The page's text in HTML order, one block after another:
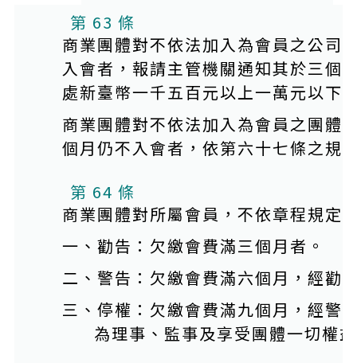
第 63 條
商業團體對不依法加入為會員之公司
入會者，報請主管機關通知其於三個
處新臺幣一千五百元以上一萬元以下
商業團體對不依法加入為會員之團體
個月仍不入會者，依第六十七條之規
第 64 條
商業團體對所屬會員，不依章程規定
一、勸告：欠繳會費滿三個月者。
二、警告：欠繳會費滿六個月，經勸
三、停權：欠繳會費滿九個月，經警
為理事、監事及享受團體一切權